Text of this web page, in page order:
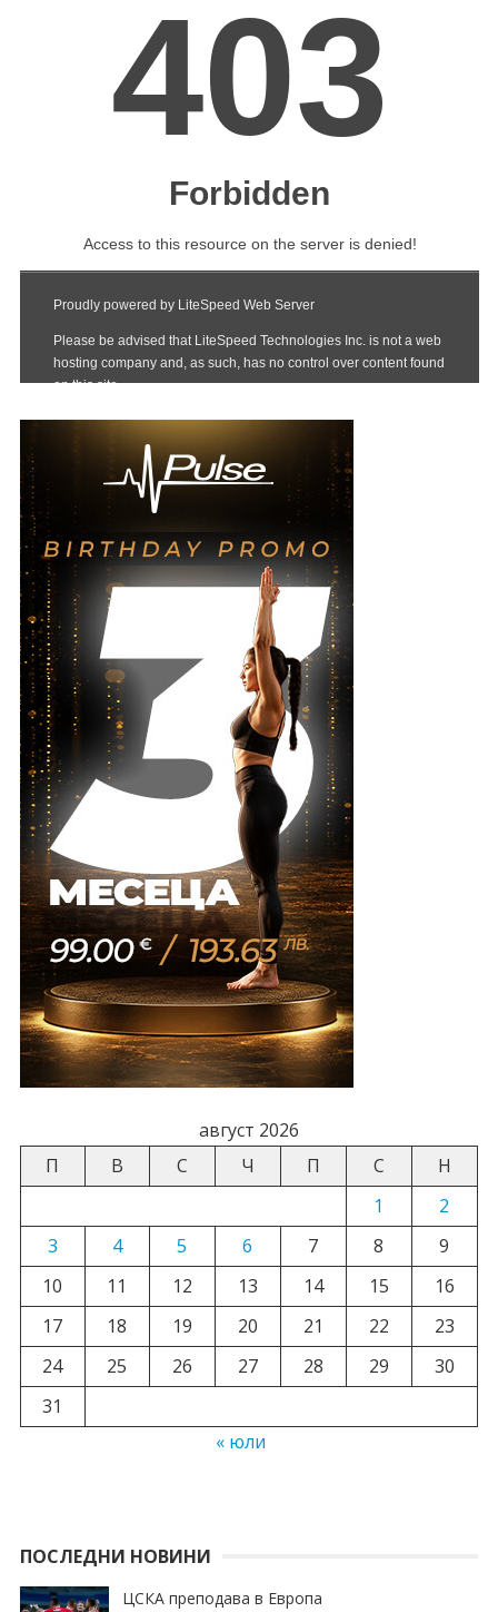
август 2026
П
В С Ч П С
Н
1
2
3
4 5 6 7 8
9
10
11 12 13 14 15
16
17
18 19 20 21 22
23
24
25 26 27 28 29
30
31
« юли
ПОСЛЕДНИ НОВИНИ
ЦСКА преподава в Европа